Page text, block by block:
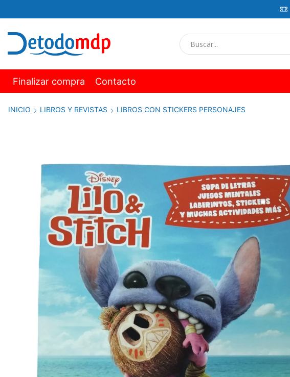
Finalizar compra Contacto
INICIO LIBROS Y REVISTAS LIBROS CON STICKERS PERSONAJES